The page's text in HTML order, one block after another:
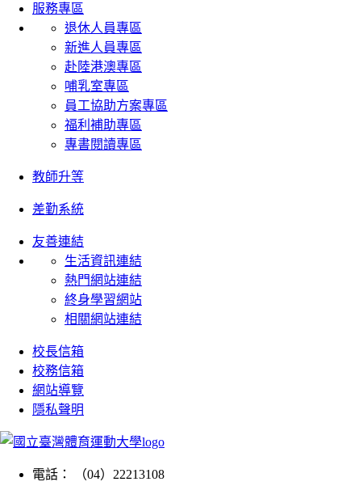
服務專區
退休人員專區
新進人員專區
赴陸港澳專區
哺乳室專區
員工協助方案專區
福利補助專區
專書閱讀專區
教師升等
差勤系統
友善連結
生活資訊連結
熱門網站連結
終身學習網站
相關網站連結
校長信箱
校務信箱
網站導覽
隱私聲明
電話： （04）22213108